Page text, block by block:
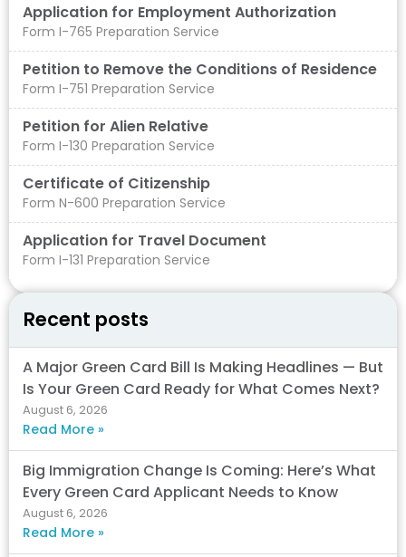
Application for Employment Authorization
Form I-765 Preparation Service
Petition to Remove the Conditions of Residence​
Form I-751 Preparation Service
Petition for Alien Relative
Form I-130 Preparation Service
Certificate of Citizenship
Form N-600 Preparation Service
Application for Travel Document
Form I-131 Preparation Service
Recent posts
A Major Green Card Bill Is Making Headlines — But
Is Your Green Card Ready for What Comes Next?
August 6, 2026
Read More »
Big Immigration Change Is Coming: Here’s What
Every Green Card Applicant Needs to Know
August 6, 2026
Read More »